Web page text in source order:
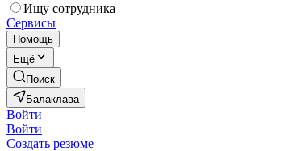
Ищу сотрудника
Сервисы
Помощь
Ещё
Поиск
Балаклава
Войти
Войти
Создать резюме